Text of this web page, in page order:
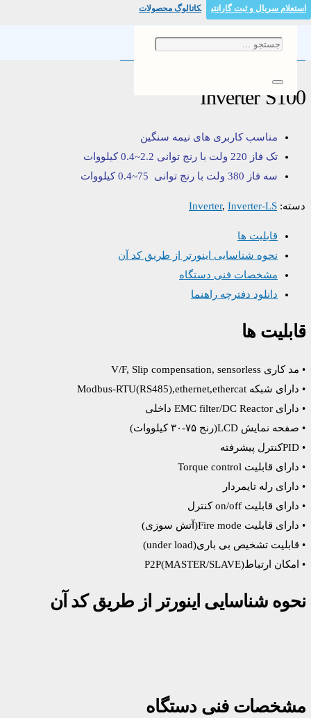
استعلام سریال و ثبت گارانتی کاتالوگ محصولات
Inverter S100
مناسب کاربری های نیمه سنگین
تک فاز 220 ولت با رنج توانی 2.2~0.4 کیلووات
سه فاز 380 ولت با رنج توانی 75~0.4 کیلووات
دسته: Inverter, Inverter-LS
قابلیت ها
نحوه شناسایی اینورتر از طریق کد آن
مشخصات فنی دستگاه
دانلود دفترچه راهنما
قابلیت ها
• مد کاری V/F, Slip compensation, sensorless
• دارای شبکه Modbus-RTU(RS485),ethernet,ethercat
• دارای EMC filter/DC Reactor داخلی
• صفحه نمایش LCD(رنج ۷۵-۳۰ کیلووات)
• PIDکنترل پیشرفته
• دارای قابلیت Torque control
• دارای رله تایمردار
• دارای قابلیت on/off کنترل
• دارای قابلیت Fire mode(آتش سوزی)
• قابلیت تشخیص بی باری(under load)
• امکان ارتباطP2P(MASTER/SLAVE)
نحوه شناسایی اینورتر از طریق کد آن
مشخصات فنی دستگاه